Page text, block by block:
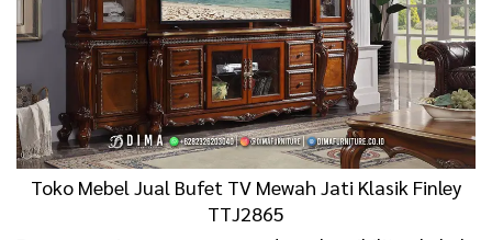
Toko MebelJual Bufet TV Mewah Jati Klasik Finley
TTJ2865